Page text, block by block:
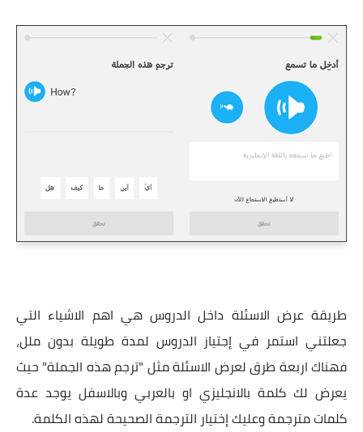
طريقة عرض الاسئلة داخل الدروس هي اهم الاشياء التي
جعلتني استمر في إجتياز الدروس لمدة طويلة بدون ملل،
فهناك اربعة طرق لعرض الاسئلة مثل "ترجم هذه الجملة" حيث
يعرض لك كلمة بالانجليزي او بالعربي وبالاسفل يوجد عدة
كلمات مترجمة وعليك إختيار الترجمة الصحيحة لهذه الكلمة.